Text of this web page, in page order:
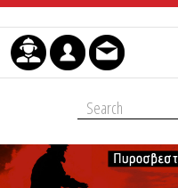
Μετάβαση στο